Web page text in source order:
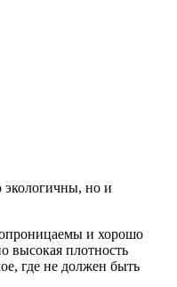
экологичны, но и
и хорошо
высокая плотность
где не должен быть